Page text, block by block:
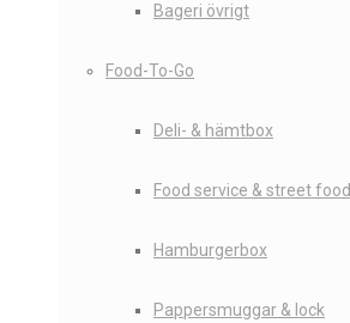
Bageri övrigt
Food-To-Go
Deli- & hämtbox
Food service & street food
Hamburgerbox
Pappersmuggar & lock